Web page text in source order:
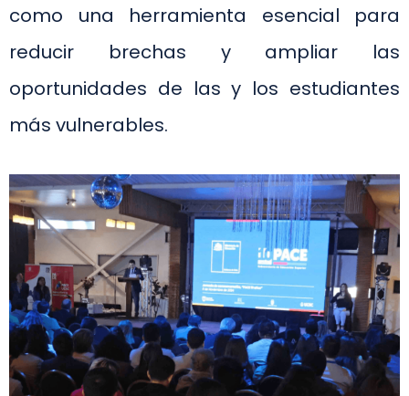
como una herramienta esencial para
reducir brechas y ampliar las
oportunidades de las y los estudiantes
más vulnerables.